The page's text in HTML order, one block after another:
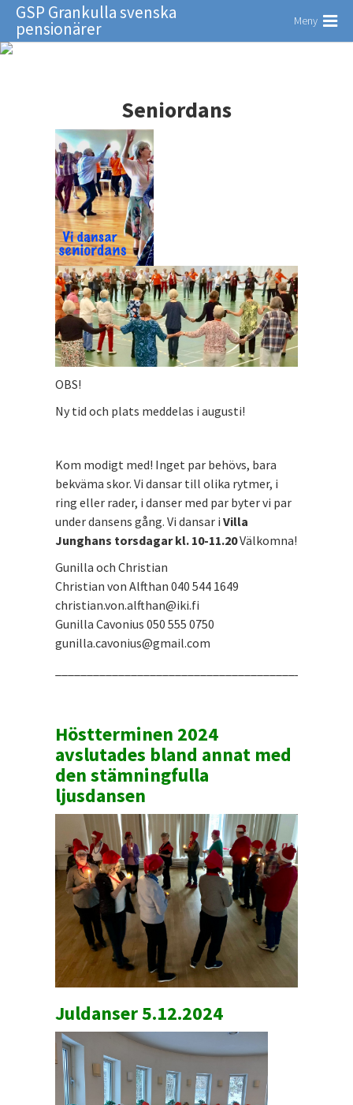
GSP Grankulla svenska
pensionärer Meny
Seniordans
OBS!
Ny tid och plats meddelas i augusti!
Kom modigt med! Inget par behövs, bara
bekväma skor. Vi dansar till olika rytmer, i
ring eller rader, i danser med par byter vi par
under dansens gång. Vi dansar i Villa
Junghans torsdagar kl. 10-11.20Välkomna!
Gunilla och Christian
Christian von Alfthan 040 544 1649
christian.von.alfthan@iki.fi
Gunilla Cavonius 050 555 0750
gunilla.cavonius@gmail.com
Höstterminen 2024
avslutades bland annat med
den stämningfulla
ljusdansen
Juldanser 5.12.2024